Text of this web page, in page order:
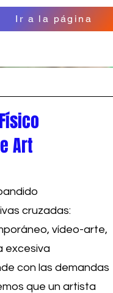
Ir a la página
Art
cruzadas:
vídeo-arte,
excesiva
con las demandas
que un artista